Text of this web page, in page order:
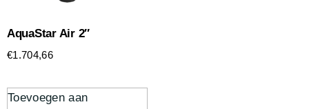
AquaStar Air 2″
€1.704,66
Toevoegen aan